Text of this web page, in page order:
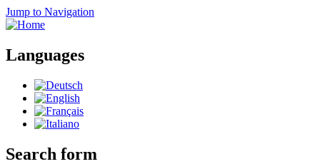
Jump to Navigation
Languages
Search form